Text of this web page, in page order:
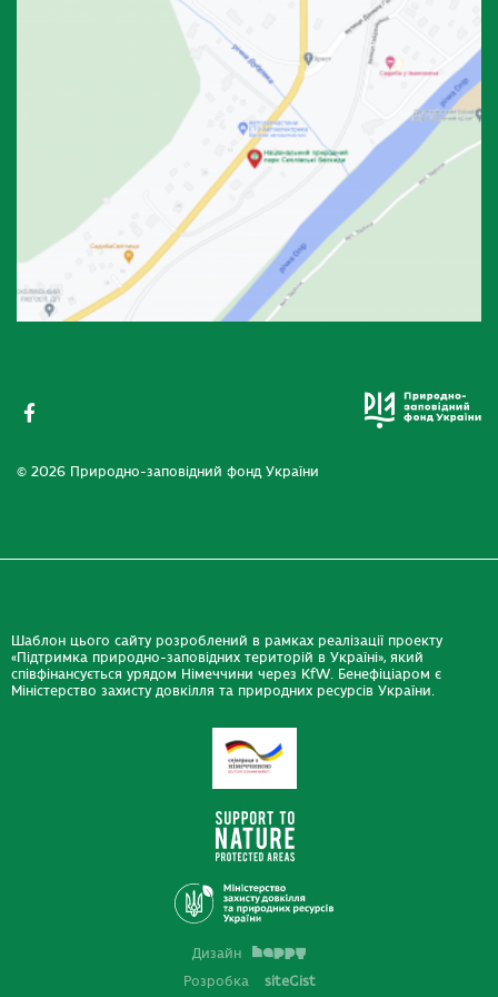
© 2026 Природно-заповідний фонд України
Шаблон цього сайту розроблений в рамках реалізації проекту
«Підтримка природно-заповідних територій в Україні», який
співфінансується урядом Німеччини через KfW. Бенефіціаром є
Міністерство захисту довкілля та природних ресурсів України.
Дизайн
Розробка
siteGist